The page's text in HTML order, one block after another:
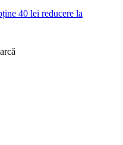
40 lei reducere la